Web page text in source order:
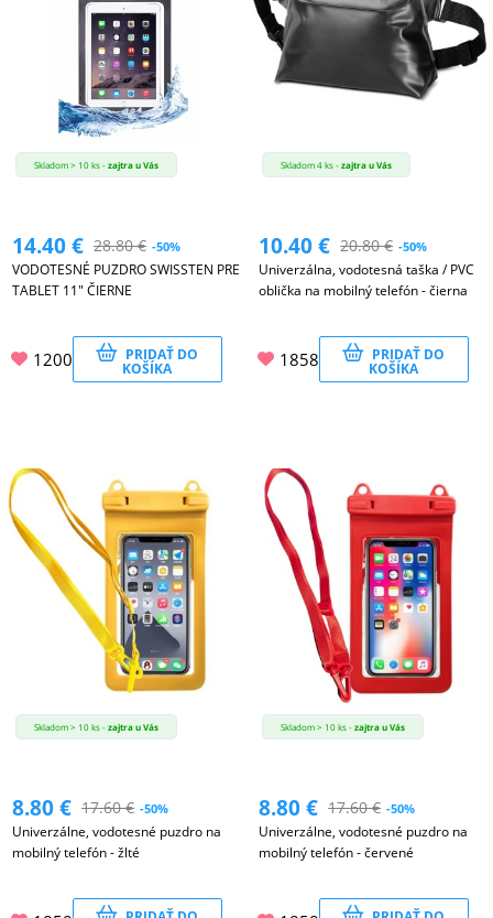
Skladom > 10 ks -zajtra u Vás
14.40€ 28.80€ -50%
VODOTESNÉ PUZDRO SWISSTEN PRE
TABLET 11" ČIERNE
1200 PRIDAŤ DO
KOŠÍKA
Skladom 4 ks -zajtra u Vás
10.40€ 20.80€ -50%
Univerzálna, vodotesná taška / PVC
oblička na mobilný telefón - čierna
1858 PRIDAŤ DO
KOŠÍKA
Skladom > 10 ks -zajtra u Vás
8.80€ 17.60€ -50%
Univerzálne, vodotesné puzdro na
mobilný telefón - žlté
Skladom > 10 ks -zajtra u Vás
8.80€ 17.60€ -50%
Univerzálne, vodotesné puzdro na
mobilný telefón - červené